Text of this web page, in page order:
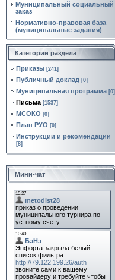
Муниципальный социальный
заказ
Нормативно‑правовая база
(муниципальные задания)
Категории раздела
Приказы [241]
Публичный доклад [0]
Муниципальная программа [0]
Письма [1537]
МСОКО [0]
План РУО [0]
Инструкции и рекомендации
[8]
Мини-чат